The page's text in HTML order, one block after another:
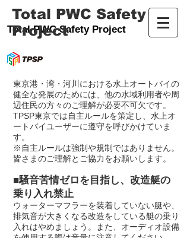
Total PWC Safety Project
Total PWC Safety
Project
東京港・湾・河川における水上オートバイの
健全な発展のためには、他の水域利用者や周
辺住民の方々のご理解が必要不可欠です。
TPSP東京では自主ルールを策定し、水上オ
ートバイユーザーに遵守を呼びかけていま
す。
※自主ルールは強制や規制ではありません。
皆さまのご理解とご協力をお願いします。
■騒音苦情ゼロを目指し、改造艇の
乗り入れ禁止
ウォーターマフラーを装着していない艇や、
排気音が大きくなる改造をしている艇の乗り
入れはやめましょう。また、オーディオ設備